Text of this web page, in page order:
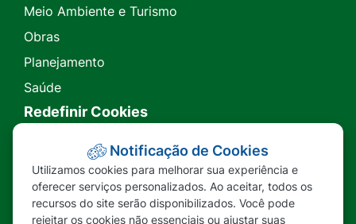
Meio Ambiente e Turismo
Obras
Planejamento
Saúde
Redefinir Cookies
Transparência
Ouvidoria
SIC
Notificação de Cookies
Utilizamos cookies para melhorar sua experiência e
oferecer serviços personalizados. Ao aceitar, todos os
recursos do site serão disponibilizados. Você pode
rejeitar os cookies não essenciais ou ajustar suas